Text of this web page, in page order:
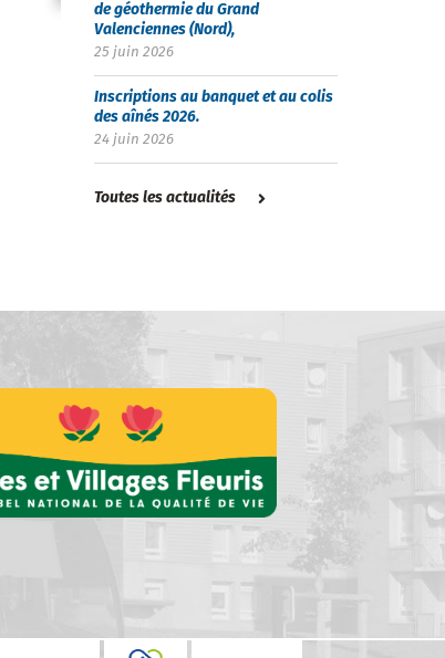
de géothermie du Grand
Valenciennes (Nord),
25 juin 2026
Inscriptions au banquet et au colis
des aînés 2026.
24 juin 2026
Toutes les actualités